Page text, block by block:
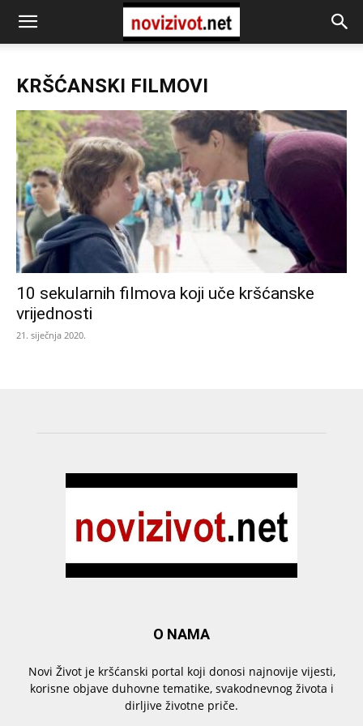
KRŠĆANSKI FILMOVI
10 sekularnih filmova koji uče kršćanske
vrijednosti
21. siječnja 2020.
O NAMA
Novi Život je kršćanski portal koji donosi najnovije vijesti,
korisne objave duhovne tematike, svakodnevnog života i
dirljive životne priče.